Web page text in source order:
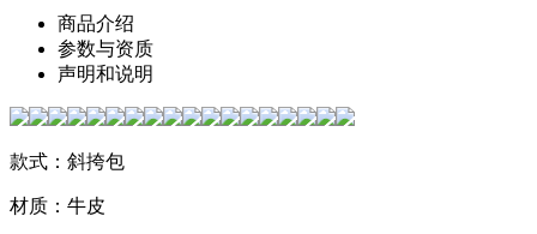
商品介绍
参数与资质
声明和说明
款式：斜挎包
材质：牛皮